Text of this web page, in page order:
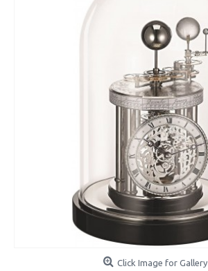
Click Image for Gallery